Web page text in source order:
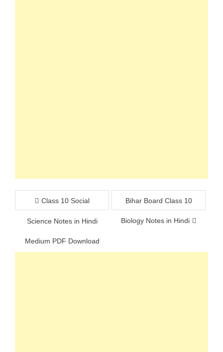
Post
navigation
Class 10 Social
Science Notes in Hindi
Medium PDF Download
Bihar Board Class 10
Biology Notes in Hindi